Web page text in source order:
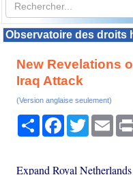
Observatoire des droits
New Revelations
Iraq Attack
(Version anglaise seulement)
PartagerFacebook
Twitter
Expand Royal